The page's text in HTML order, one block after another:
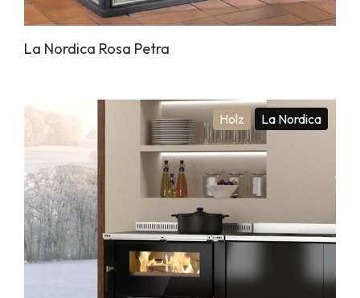
La Nordica Rosa Petra
Holz La Nordica